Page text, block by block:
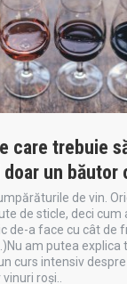
care trebuie
un băutor
de vin.
de sticle, deci cum
de-a face cu cât de
am putea explica
curs intensiv
roși..